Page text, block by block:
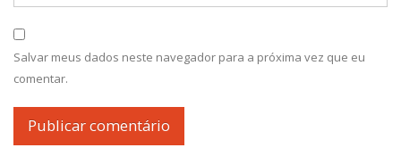
Salvar meus dados neste navegador para a próxima vez que eu
comentar.